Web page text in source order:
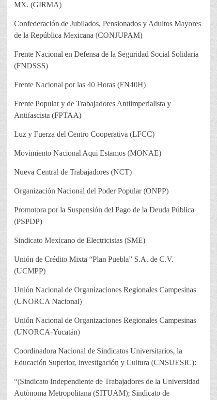
MX. (GIRMA)
Confederación de Jubilados, Pensionados y Adultos Mayores
de la República Mexicana (CONJUPAM)
Frente Nacional en Defensa de la Seguridad Social Solidaria
(FNDSSS)
Frente Nacional por las 40 Horas (FN40H)
Frente Popular y de Trabajadores Antiimperialista y
Antifascista (FPTAA)
Luz y Fuerza del Centro Cooperativa (LFCC)
Movimiento Nacional Aqui Estamos (MONAE)
Nueva Central de Trabajadores (NCT)
Organización Nacional del Poder Popular (ONPP)
Promotora por la Suspensión del Pago de la Deuda Pública
(PSPDP)
Sindicato Mexicano de Electricistas (SME)
Unión de Crédito Mixta “Plan Puebla” S.A. de C.V.
(UCMPP)
Unión Nacional de Organizaciones Regionales Campesinas
(UNORCA Nacional)
Unión Nacional de Organizaciones Regionales Campesinas
(UNORCA-Yucatán)
Coordinadora Nacional de Sindicatos Universitarios, la
Educación Superior, Investigación y Cultura (CNSUESIC):
“(Sindicato Independiente de Trabajadores de la Universidad
Autónoma Metropolitana (SITUAM); Sindicato de